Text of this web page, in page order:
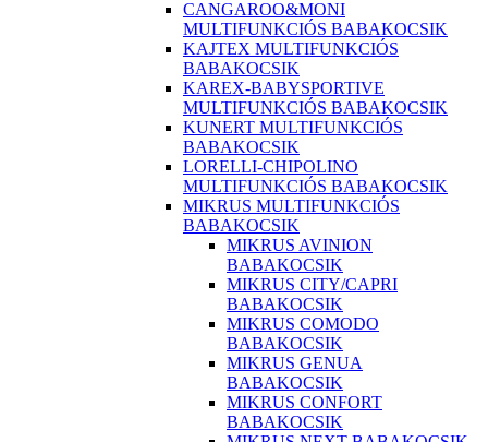
CANGAROO&MONI
MULTIFUNKCIÓS BABAKOCSIK
KAJTEX MULTIFUNKCIÓS
BABAKOCSIK
KAREX-BABYSPORTIVE
MULTIFUNKCIÓS BABAKOCSIK
KUNERT MULTIFUNKCIÓS
BABAKOCSIK
LORELLI-CHIPOLINO
MULTIFUNKCIÓS BABAKOCSIK
MIKRUS MULTIFUNKCIÓS
BABAKOCSIK
MIKRUS AVINION
BABAKOCSIK
MIKRUS CITY/CAPRI
BABAKOCSIK
MIKRUS COMODO
BABAKOCSIK
MIKRUS GENUA
BABAKOCSIK
MIKRUS CONFORT
BABAKOCSIK